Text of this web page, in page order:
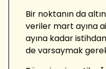
Bir noktanın da
veriler mart ayına
ayına kadar
de varsaymak